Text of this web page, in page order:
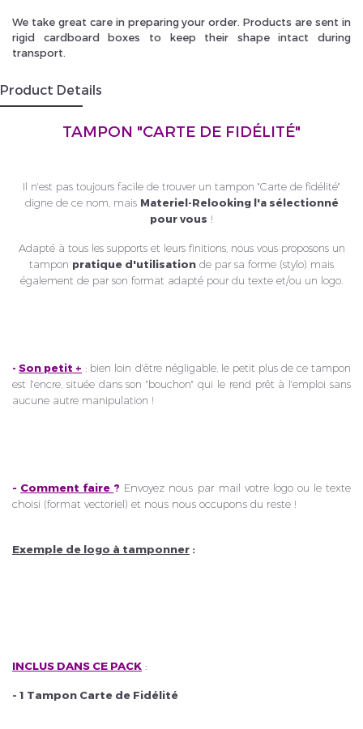
We take great care in preparing your order. Products are sent in
rigid cardboard boxes to keep their shape intact during
transport.
Product Details
TAMPON "CARTE DE FIDÉLITÉ"
Il n'est pas toujours facile de trouver un tampon "Carte de fidélité"
digne de ce nom, mais Materiel-Relooking l'a sélectionné
pour vous !
Adapté à tous les supports et leurs finitions, nous vous proposons un
tampon pratique d'utilisation de par sa forme (stylo) mais
également de par son format adapté pour du texte et/ou un logo.
-Son petit + : bien loin d'être négligable, le petit plus de ce tampon
est l'encre, située dans son "bouchon" qui le rend prêt à l'emploi sans
aucune autre manipulation !
- Comment faire ? Envoyez nous par mail votre logo ou le texte
choisi (format vectoriel) et nous nous occupons du reste !
Exemple de logo à tamponner :
INCLUS DANS CE PACK :
- 1 Tampon Carte de Fidélité